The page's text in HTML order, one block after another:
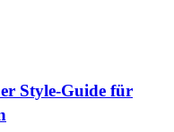
Style-Guide für